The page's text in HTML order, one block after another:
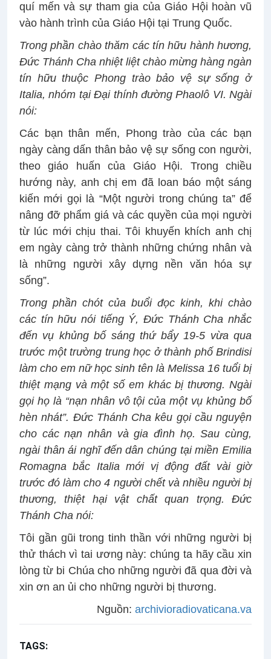
quí mến và sự tham gia của Giáo Hội hoàn vũ
vào hành trình của Giáo Hội tại Trung Quốc.
Trong phần chào thăm các tín hữu hành hương,
Đức Thánh Cha nhiệt liệt chào mừng hàng ngàn
tín hữu thuộc Phong trào bảo vệ sự sống ở
Italia, nhóm tại Đại thính đường Phaolô VI. Ngài
nói:
Các bạn thân mến, Phong trào của các bạn
ngày càng dấn thân bảo vệ sự sống con người,
theo giáo huấn của Giáo Hội. Trong chiều
hướng này, anh chị em đã loan báo một sáng
kiến mới gọi là “Một người trong chúng ta” để
nâng đỡ phẩm giá và các quyền của mọi người
từ lúc mới chịu thai. Tôi khuyến khích anh chị
em ngày càng trở thành những chứng nhân và
là những người xây dựng nền văn hóa sự
sống”.
Trong phần chót của buổi đọc kinh, khi chào
các tín hữu nói tiếng Ý, Đức Thánh Cha nhắc
đến vụ khủng bố sáng thứ bẩy 19-5 vừa qua
trước một trường trung học ở thành phố Brindisi
làm cho em nữ học sinh tên là Melissa 16 tuổi bị
thiệt mạng và một số em khác bị thương. Ngài
gọi họ là “nạn nhân vô tội của một vụ khủng bố
hèn nhát”. Đức Thánh Cha kêu gọi cầu nguyện
cho các nạn nhân và gia đình họ. Sau cùng,
ngài thân ái nghĩ đến dân chúng tại miền Emilia
Romagna bắc Italia mới vị động đất vài giờ
trước đó làm cho 4 người chết và nhiều người bị
thương, thiệt hại vật chất quan trọng. Đức
Thánh Cha nói:
Tôi gần gũi trong tinh thần với những người bị
thử thách vì tai ương này: chúng ta hãy cầu xin
lòng từ bi Chúa cho những người đã qua đời và
xin ơn an ủi cho những người bị thương.
Nguồn: archivioradiovaticana.va
TAGS: